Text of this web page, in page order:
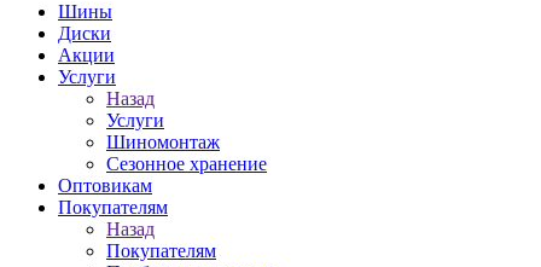
Шины
Диски
Акции
Услуги
Назад
Услуги
Шиномонтаж
Сезонное хранение
Оптовикам
Покупателям
Назад
Покупателям